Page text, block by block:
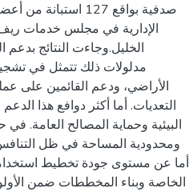
صدفية بواقع 127
الإدارية في مجلس خدمات ريف
الخليل.وجاءت النتائج
مدلولات ذلك تتمثل في
الأراضي، ودعم القائمين على
التعديات. أما أكثر دوافع هذا
البيئية وحماية المصالح العامة. في
ومحدودية المساحة في ظل التنافس
أما عن مستوى جودة تخطيط
الخاصة وبناء المخططات ضمن